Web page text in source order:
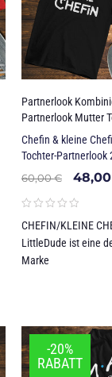
Partnerlook
Partnerlook Mutter
Chefin & kleine
Tochter-Partnerlook
60,00€ 48,00
CHEFIN/KLEINE
LittleDude ist eine
Marke
-20%
RABATT